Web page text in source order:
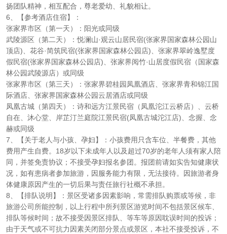
扬团队精神，相互配合，尊老爱幼、礼貌相让。
6、【参考酒店住宿】：
张家界市区（第一天）：阳光或同级
武陵源区（第二天）：悦澜山·观云山居民宿(张家界国家森林公园山
顶店)、花谷·简筑民宿(张家界国家森林公园店)、张家界翠岭逸墅度
假民宿(张家界国家森林公园店)、张家界阅竹·山居度假民宿（国家森
林公园武陵源店）或同级
张家界市区（第三天）：张家界碧桂园凤凰酒店、张家界青和锦江国
际酒店、张家界国家森林公园云居酒店或同级
凤凰古城（第四天）：诗和远方江景民宿（凤凰沱江云桥店）、云桥
自在、沐心堂、岸芷汀兰庭院江景民宿(凤凰古城沱江店)、念握、念
赫或同级
7、【关于老人与小孩、孕妇】：小孩费用只含车位、半餐费，其他
费用产生自费。18岁以下未成年人以及超过70岁的老年人须有家人陪
同，并签免责协议；不接受孕妇报名参团。报团前请如实告知健康状
况，如有患病者参加旅游，因服务能力有限，无法接待。因旅游者身
体健康原因产生的一切后果与责任旅行社概不承担。
8、【排队说明】：景区受诸多因素影响，常需排队购票或等候，非
旅游公司所能控制，以上行程中所列景区游览时间不包括景区候车、
排队等候时间；故不接受因景区排队、等车等原因耽误时间的投诉；
由于天气或不可抗力因素关闭部分景点或景区，本社不接受投诉，不